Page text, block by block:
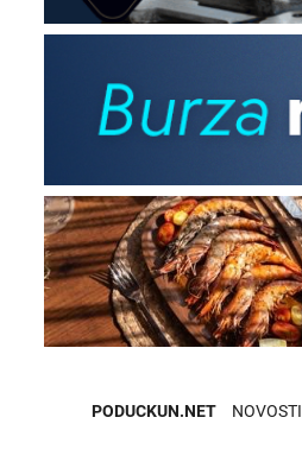
PODUCKUN.NET NOVOSTI